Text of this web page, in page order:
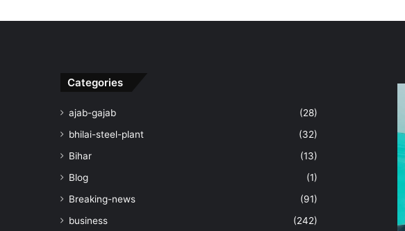
Categories
ajab-gajab
(28)
bhilai-steel-plant
(32)
Bihar
(13)
Blog
(1)
Breaking-news
(91)
business
(242)